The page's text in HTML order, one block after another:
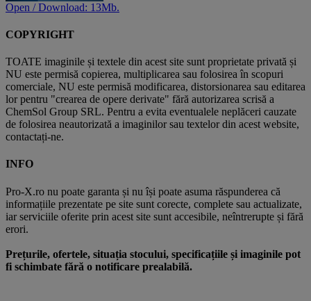
Open / Download: 13Mb.
COPYRIGHT
TOATE imaginile și textele din acest site sunt proprietate privată și
NU este permisă copierea, multiplicarea sau folosirea în scopuri
comerciale, NU este permisă modificarea, distorsionarea sau editarea
lor pentru "crearea de opere derivate" fără autorizarea scrisă a
ChemSol Group SRL. Pentru a evita eventualele neplăceri cauzate
de folosirea neautorizată a imaginilor sau textelor din acest website,
contactați-ne.
INFO
Pro-X.ro nu poate garanta și nu își poate asuma răspunderea că
informațiile prezentate pe site sunt corecte, complete sau actualizate,
iar serviciile oferite prin acest site sunt accesibile, neîntrerupte și fără
erori.
Prețurile, ofertele, situația stocului, specificațiile și imaginile pot
fi schimbate fără o notificare prealabilă.